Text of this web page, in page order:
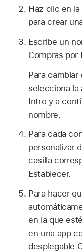
Haz clic en
para crear
Escribe un
Compras por
Para
selecciona la
Intro y a
nombre.
Para cada
personalizar
casilla
Establecer.
Para hacer
en la que
en una app
desplegable